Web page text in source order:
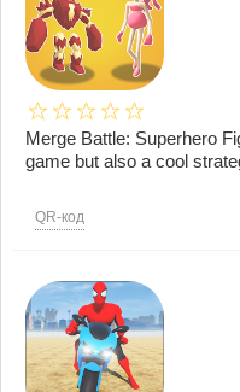
Merge Battle: Superhero
game but also a cool
QR-код